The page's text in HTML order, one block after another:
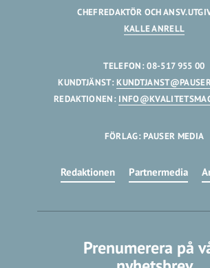
CHEFREDAKTÖR OCH
KALLE ANRELL
TELEFON: 08-517 955 00
KUNDTJÄNST:
REDAKTIONEN:
FÖRLAG: PAUSER MEDIA
Redaktionen Partnermedia
Prenumerera på